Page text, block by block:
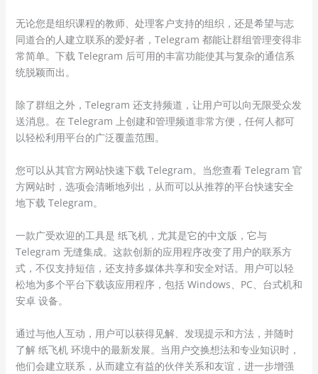
无论您是组织课程的教师、处理客户支持的组织，还是希望与志
同道合的人建立联系的爱好者，Telegram 都能让群组管理变得非
常简单。下载 Telegram 后可用的丰富功能使其与复杂的通信系
统脱颖而出。
除了群组之外，Telegram 还支持频道，让用户可以向无限受众发
送消息。在 Telegram 上创建和管理频道非常方便，任何人都可
以轻松利用平台的广泛覆盖范围。
您可以从其官方网站快速下载 Telegram。当您查看 Telegram 官
方网站时，选项会清晰地列出，从而可以从推荐的平台快速安全
地下载 Telegram。
一款广受欢迎的工具是 纸飞机，尤其是它的中文版，它与
Telegram 无缝集成。这款创新的应用程序改变了用户的联系方
式，不仅支持短信，还支持多媒体共享和安全对话。用户可以轻
松地为多个平台下载该应用程序，包括 Windows、PC、台式机和
安卓 设备。
通过与他人互动，用户可以获得见解、发现提示和方法，并随时
了解 纸飞机 环境中的最新发展。当用户交换想法和专业知识时，
他们会建立联系，从而建立有益的伙伴关系和友谊，进一步增强